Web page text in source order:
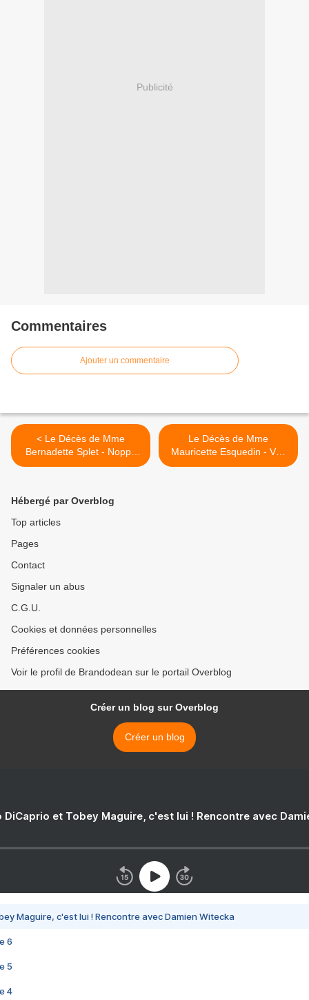
Publicité
Commentaires
Ajouter un commentaire
< Le Décès de Mme
Bernadette Splet - Noppe
(Août 2019).
Le Décès de Mme
Mauricette Esquedin - Van
Boghoute (Août 2019). >
Hébergé par Overblog
Top articles
Pages
Contact
Signaler un abus
C.G.U.
Cookies et données personnelles
Préférences cookies
Voir le profil de Brandodean sur le portail Overblog
Créer un blog sur Overblog
Créer un blog
DiCaprio et Tobey Maguire, c'est lui ! Rencontre avec
Maguire, c'est lui ! Rencontre avec Damien Witecka
6
5
4